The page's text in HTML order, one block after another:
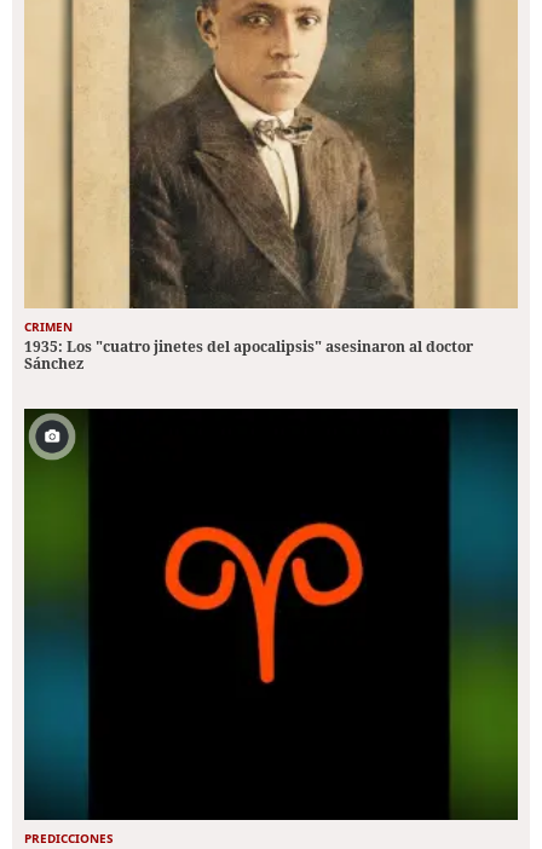
CRIMEN
1935: Los "cuatro jinetes del apocalipsis" asesinaron al doctor
Sánchez
PREDICCIONES